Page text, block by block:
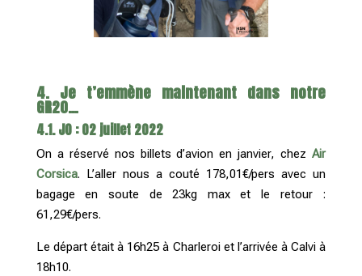
4. Je t’emmène maintenant dans notre
GR20…
4.1. J0 : 02 juillet 2022
On a réservé nos billets d’avion en janvier, chezAir
Corsica. L’aller nous a couté 178,01€/pers avec un
bagage en soute de 23kg max et le retour :
61,29€/pers.
Le départ était à 16h25 à Charleroi et l’arrivée à Calvi à
18h10.